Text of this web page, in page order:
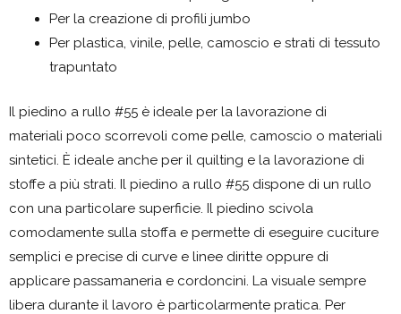
Per la creazione di profili jumbo
Per plastica, vinile, pelle, camoscio e strati di tessuto
trapuntato
Il piedino a rullo #55 è ideale per la lavorazione di
materiali poco scorrevoli come pelle, camoscio o materiali
sintetici. È ideale anche per il quilting e la lavorazione di
stoffe a più strati. Il piedino a rullo #55 dispone di un rullo
con una particolare superficie. Il piedino scivola
comodamente sulla stoffa e permette di eseguire cuciture
semplici e precise di curve e linee diritte oppure di
applicare passamaneria e cordoncini. La visuale sempre
libera durante il lavoro è particolarmente pratica. Per